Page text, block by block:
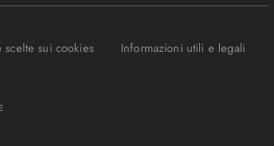
scelte sui cookies Informazioni utili e legali